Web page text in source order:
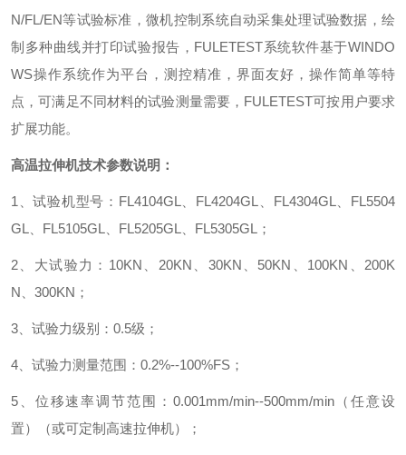
N/FL/EN等试验标准，微机控制系统自动采集处理试验数据，绘
制多种曲线并打印试验报告， FULETEST系统软件基于WINDO
WS操作系统作为平台，测控精准，界面友好，操作简单等特
点，可满足不同材料的试验测量需要， FULETEST可按用户要求
扩展功能。
高温拉伸机技术参数说明：
1 、试验机型号： FL4104GL FL4204GL FL4304GL
FL5504
GL
FL5105GL FL5205GL FL5305GL ；
2 、大试验力： 10KN 20KN 30KN 50KN 100KN
200K
N
300KN ；
3 、试验力级别： 0.5级；
4 、试验力测量范围： 0.2%--100%FS ；
5 、位移速率调节范围： 0.001mm/min--500mm/min（任意设
置）（或可定制高速拉伸机）；